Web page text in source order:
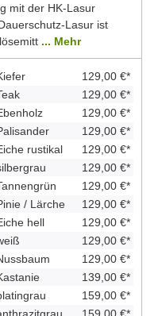
mit der HK-Lasur
Lasur ist
... Mehr
129,00 €*
129,00 €*
129,00 €*
129,00 €*
rustikal
129,00 €*
129,00 €*
129,00 €*
/ Lärche
129,00 €*
hell
129,00 €*
129,00 €*
129,00 €*
139,00 €*
159,00 €*